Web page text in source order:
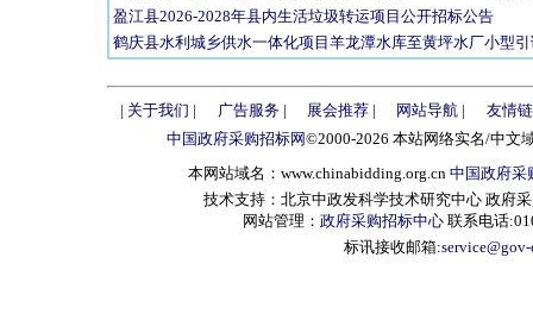
盈江县2026-2028年县内生活垃圾转运项目公开招标公告
鹤庆县水利城乡供水一体化项目羊龙潭水库至黄坪水厂小型
| 关于我们 | 广告服务| 展会推荐| 网站导航 |
友情
中国政府采购招标网©2000-2026 本站网络实名/中文
本网站域名：www.chinabidding.org.cn 中国政府采
技术支持：北京中政发科学技术研究中心 政府
网站管理： 政府采购招标中心 联系电话
标讯接收邮箱: